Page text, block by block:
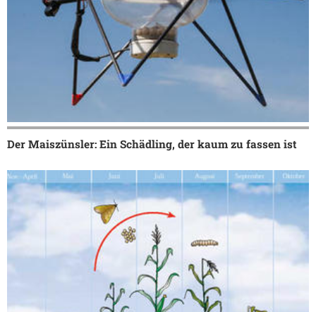
Der Maiszünsler: Ein Schädling, der kaum zu fassen ist